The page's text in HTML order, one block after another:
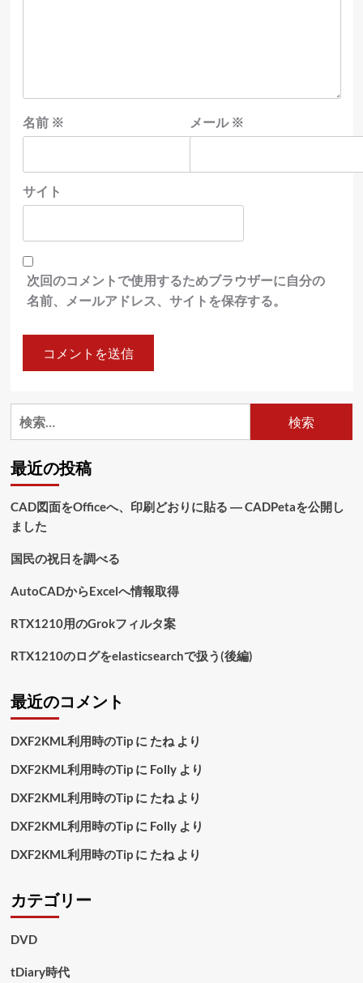
名前 ※ メール ※
サイト
次回のコメントで使用するためブラウザーに自分の
名前、メールアドレス、サイトを保存する。
検
索:
最近の投稿
CAD図面をOfficeへ、印刷どおりに貼る ― CADPetaを公開し
ました
国民の祝日を調べる
AutoCADからExcelへ情報取得
RTX1210用のGrokフィルタ案
RTX1210のログをelasticsearchで扱う(後編)
最近のコメント
DXF2KML利用時のTipに たねより
DXF2KML利用時のTipに Follyより
DXF2KML利用時のTipに たねより
DXF2KML利用時のTipに Follyより
DXF2KML利用時のTipに たねより
カテゴリー
DVD
tDiary時代